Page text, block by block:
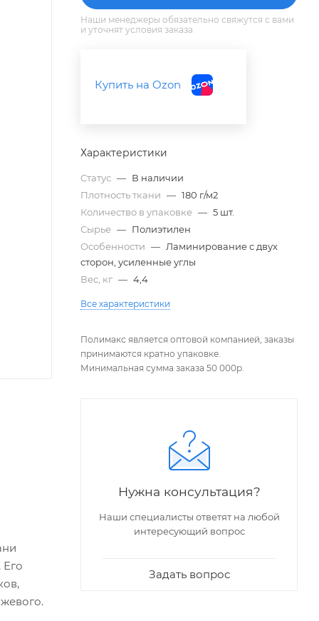
Наши менеджеры обязательно свяжутся с вами
и уточнят условия заказа
Купить на Ozon
Характеристики
Статус — В наличии
Плотность ткани — 180 г/м2
Количество в упаковке — 5 шт.
Сырье — Полиэтилен
Особенности — Ламинирование с двух
сторон, усиленные углы
Вес, кг — 4,4
Все характеристики
Полимакс является оптовой компанией, заказы
принимаются кратно упаковке.
Минимальная сумма заказа 50 000р.
Нужна консультация?
Наши специалисты ответят на любой
интересующий вопрос
Задать вопрос